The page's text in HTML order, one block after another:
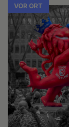
VOR ORT